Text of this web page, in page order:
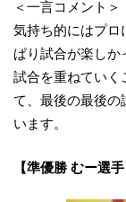
＜一言コメント＞
気持ち的にはプロ
ぱり試合が楽しか
試合を重ねていく
て、最後の最後の
います。
【準優勝 むー選手